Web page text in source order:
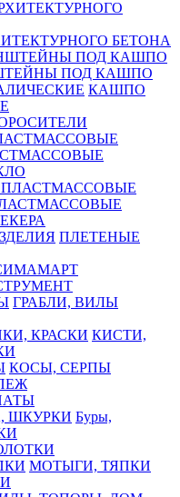
БЕТОНА
ПОД КАШПО
КАШПО
ПЛЕТЕНЫЕ
ГРАБЛИ, ВИЛЫ
КИСТИ,
КОСЫ, СЕРПЫ
Буры,
МОТЫГИ, ТЯПКИ